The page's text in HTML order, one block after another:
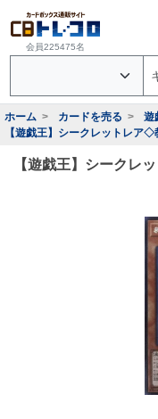
会員225475名
ホーム カードを売る 遊
【遊戯王】シークレットレア
【遊戯王】シークレ